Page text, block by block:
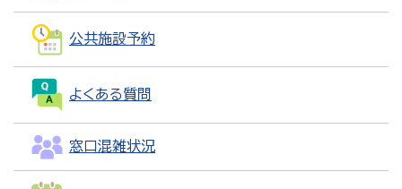
公共施設予約
よくある質問
窓口混雑状況